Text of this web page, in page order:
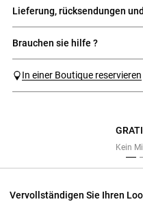
lieferung, rücksendungen
brauchen sie hilfe ?
In einer Boutique reservieren
Kein
Vervollständigen Sie Ihren